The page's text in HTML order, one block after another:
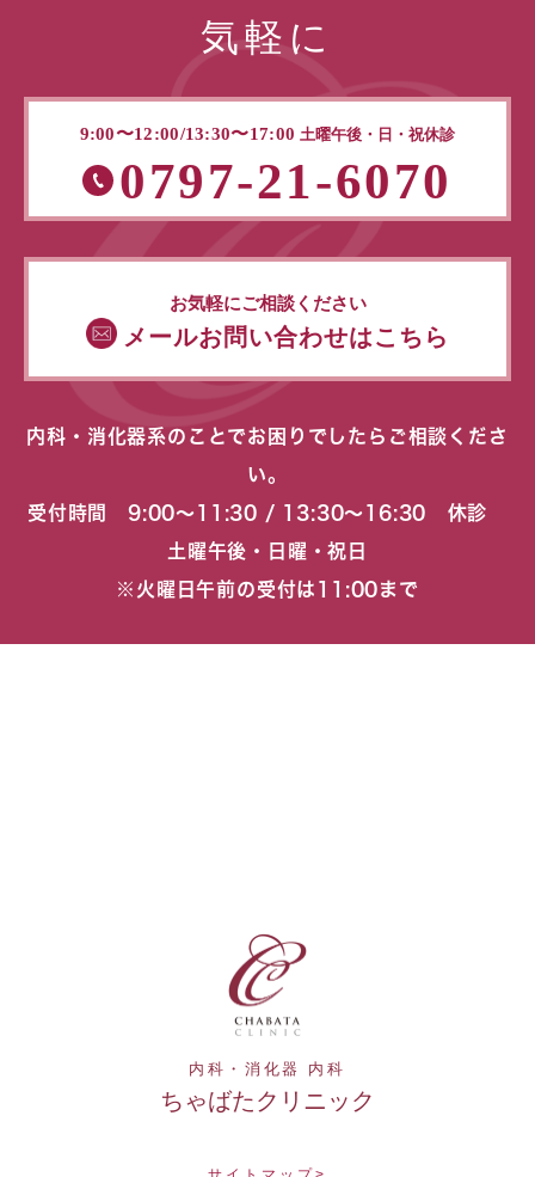
気軽に
9:00〜12:00/13:30〜17:00 土曜午後・日・祝休診
0797-21-6070
お気軽にご相談ください
メールお問い合わせはこちら
内科・消化器系のことでお困りでしたらご相談くださ
い。
受付時間 9:00〜11:30 / 13:30〜16:30 休診
土曜午後・日曜・祝日
※火曜日午前の受付は11:00まで
内科・消化器 内科
ちゃばたクリニック